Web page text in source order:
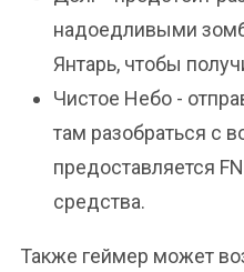
надоедливыми
Янтарь, чтобы
Чистое Небо -
там разобраться с
предоставляется
средства.
Также геймер может